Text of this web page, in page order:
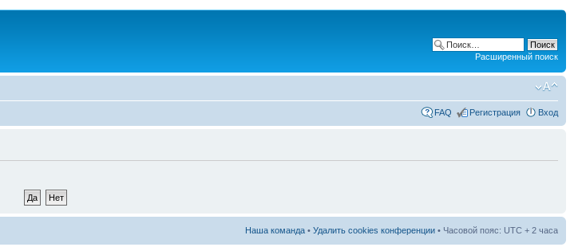
Расширенный поиск
FAQ Регистрация Вход
Наша команда • Удалить cookies конференции • Часовой пояс: UTC + 2 часа